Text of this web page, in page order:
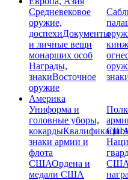
Средневековое
оружие,
доспехиДокументы
и личные вещи
монарших особ
Награды,
знакиВосточное
оружие
Америка
Униформа и
головные уборы,
кокарды
знаки армии и
флота
СШАОрдена и
медали США